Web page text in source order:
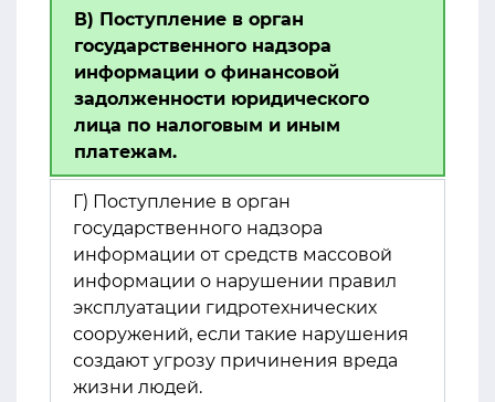
В) Поступление в орган
государственного надзора
информации о финансовой
задолженности юридического
лица по налоговым и иным
платежам.
Г) Поступление в орган
государственного надзора
информации от средств массовой
информации о нарушении правил
эксплуатации гидротехнических
сооружений, если такие нарушения
создают угрозу причинения вреда
жизни людей.